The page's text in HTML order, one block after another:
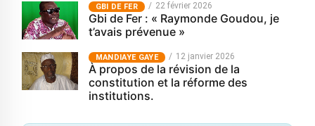
GBI DE FER 22 février 2026
Gbi de Fer : « Raymonde Goudou, je
t’avais prévenue »
MANDIAYE GAYE 12 janvier 2026
À propos de la révision de la
constitution et la réforme des
institutions.